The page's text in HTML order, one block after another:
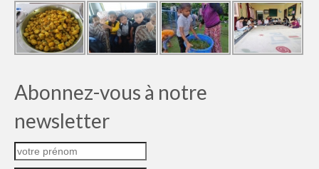
Abonnez-vous à notre
newsletter